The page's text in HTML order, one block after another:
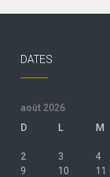
DATES
août 2026
D
L M
2
3 4
9
10 11